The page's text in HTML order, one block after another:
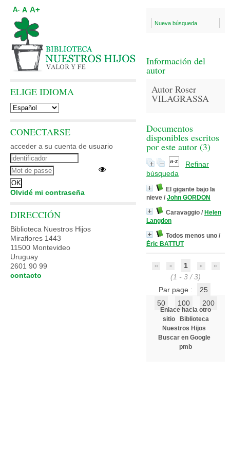
Nueva búsqueda
Información del
autor
Autor Roser
VILAGRASSA
Documentos
disponibles escritos
por este autor (3)
Refinar
búsqueda
El gigante bajo la
nieve / John GORDON
Caravaggio / Helen
Langdon
Todos menos uno /
Éric BATTUT
1
(1 - 3 / 3)
Par page :
25
50
100 200
Enlace hacia otro
sitio
Biblioteca
Nuestros Hijos
Buscar en Google
pmb
A- A A+
ELIGE IDIOMA
CONECTARSE
acceder a su cuenta de usuario
Olvidé mi contraseña
DIRECCIÓN
Biblioteca Nuestros Hijos
Miraflores 1443
11500 Montevideo
Uruguay
2601 90 99
contacto